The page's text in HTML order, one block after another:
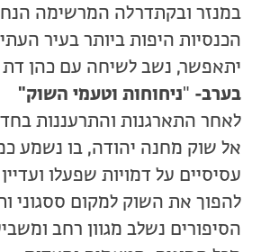
במנזר ובקתדרלה המרשימה
הכנסיות היפות ביותר בעיר
יתאפשר, נשב לשיחה עם כהן דת
בערב- "ניחוחות וטעמי השוק"
לאחר התארגנות והתרעננות
אל שוק מחנה יהודה, בו נשמע
עסיסיים על דמויות שפעלו
להפוך את השוק למקום ססגוני
הסיפורים נשלב מגוון רחב